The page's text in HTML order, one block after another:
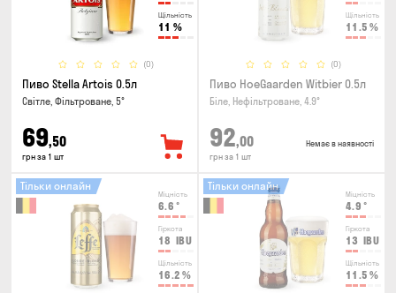
Щільність
11 %
(0)
Пиво Stella Artois 0.5л
Світле, Фільтроване, 5°
69,50
грн за 1 шт
Щільність
11.5 %
(0)
Пиво HoeGaarden Witbier 0.5л
Біле, Нефільтроване, 4.9°
92,00
грн за 1 шт
Немає в наявності
Міцність
6.6 °
Гіркота
18 IBU
Щільність
16.2 %
Тільки онлайн
Міцність
4.9 °
Гіркота
13 IBU
Щільність
11.5 %
Тільки онлайн